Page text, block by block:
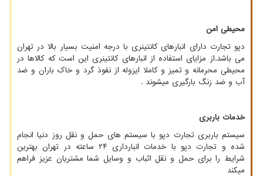
محیطی امن
دپو تجارت دارای انبارهای کانتینری با درجه امنیت بسیار بالا در تهران
می باشد.از مزایای استفاده از انبارهای کانتینری این است که کالاها در
محیطی محرمانه و تمیز و کاملا ایزوله از نفوذ گرد و خاک باران و ضد
آب و ضد زنگ بارگیری میشوند .
خدمات باربری
سیستم باربری تجارت دپو با سیستم های حمل و نقل روز دنیا انجام
شده و تجارت دپو با خدمات انبارداری ۲۴ ساعته در تهران بهترین
شرایط را برای حمل و نقل اثباب و وسایل شما مشتریان عزیز فراهم
میکند